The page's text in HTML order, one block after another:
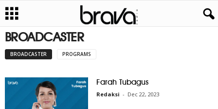
BROADCASTER
BROADCASTER PROGRAMS
Farah Tubagus
Redaksi - Dec 22, 2023